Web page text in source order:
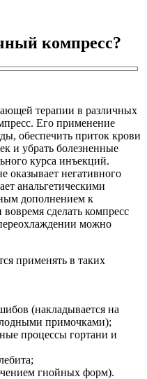
компресс?
терапии в различных
Его применение
обеспечить приток крови
и убрать болезненные
курса инъекций.
оказывает негативного
анальгетическими
дополнением к
сделать компресс
можно
применять в таких
(накладывается на
примочками);
процессы гортани и
гнойных форм).